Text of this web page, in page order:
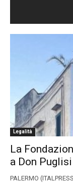
Legalità
La
a Don Puglisi
PALERMO